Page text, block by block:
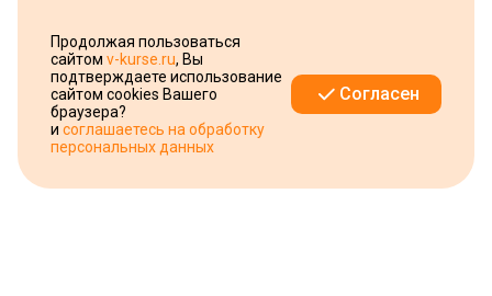
Продолжая пользоваться
сайтом v-kurse.ru, Вы
подтверждаете использование
сайтом cookies Вашего
браузера?
и соглашаетесь на обработку
персональных данных
Согласен